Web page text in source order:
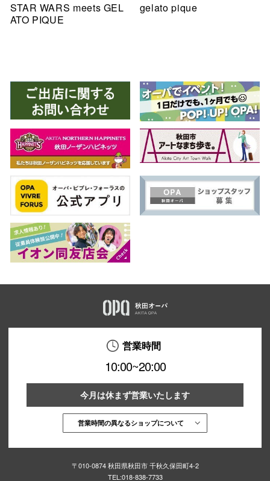
STAR WARS meets GEL
ATO PIQUE
gelato pique
営業時間
10:00~20:00
今月は休まず営業いたします
営業時間の異なるショップについて
〒010-0874 秋田県秋田市 千秋久保田町4-2
TEL:018-838-7733